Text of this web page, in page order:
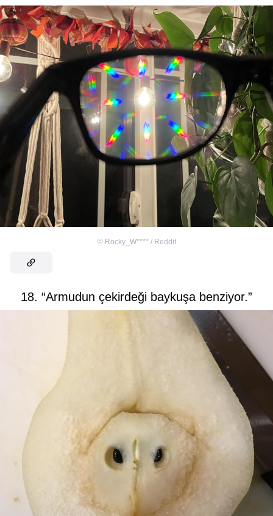
© Rocky_W**** / Reddit
18. “Armudun çekirdeği baykuşa benziyor.”